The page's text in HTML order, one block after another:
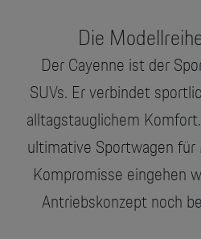
Neu- & Gebrauchtwagen
Motorsport & Events
Service & Zubehör
Unternehmen
Frag Porsche
Porsche Connect
Newsletter abonnieren
YouTube Channel
Porsche Gebrauchtwagen
Die
Der Cayenne ist der
SUVs. Er verbindet
alltagstauglichem
ultimative Sportwagen
Kompromisse eingehen
Antriebskonzept noch